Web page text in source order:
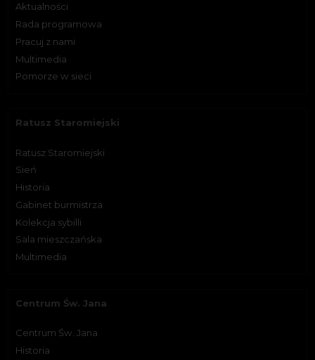
Aktualności
Rada programowa
Pracuj z nami
Multimedia
Pomorze w sieci
Ratusz Staromiejski
Ratusz Staromiejski
Sień
Historia
Gabinet burmistrza
Kolekcja sybilli
Sala mieszczańska
Multimedia
Centrum Św. Jana
Centrum Św. Jana
Historia